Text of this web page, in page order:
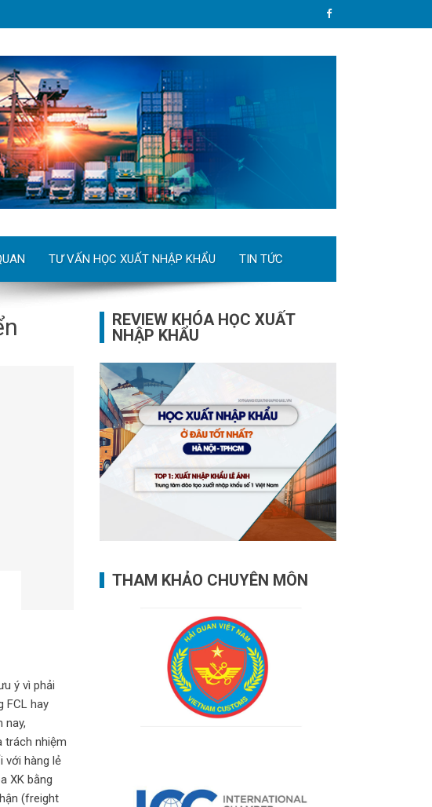
TƯ VẤN HỌC XUẤT NHẬP KHẨU TIN TỨC
ý vì phải
FCL hay
nay,
trách nhiệm
với hàng lẻ
XK bằng
(freight
REVIEW KHÓA HỌC XUẤT
NHẬP KHẨU
THAM KHẢO CHUYÊN MÔN